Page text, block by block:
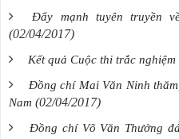
Đẩy mạnh tuyên truyền
(02/04/2017)
Kết quả Cuộc thi trắc nghiệm
Đồng chí Mai Văn Ninh
Nam (02/04/2017)
Đồng chí Võ Văn Thưởng